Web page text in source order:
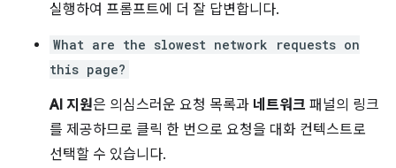
실행하여 프롬프트에 더 잘 답변합니다.
What are the slowest network requests on
this page?
AI 지원은 의심스러운 요청 목록과 네트워크 패널의 링크
를 제공하므로 클릭 한 번으로 요청을 대화 컨텍스트로
선택할 수 있습니다.